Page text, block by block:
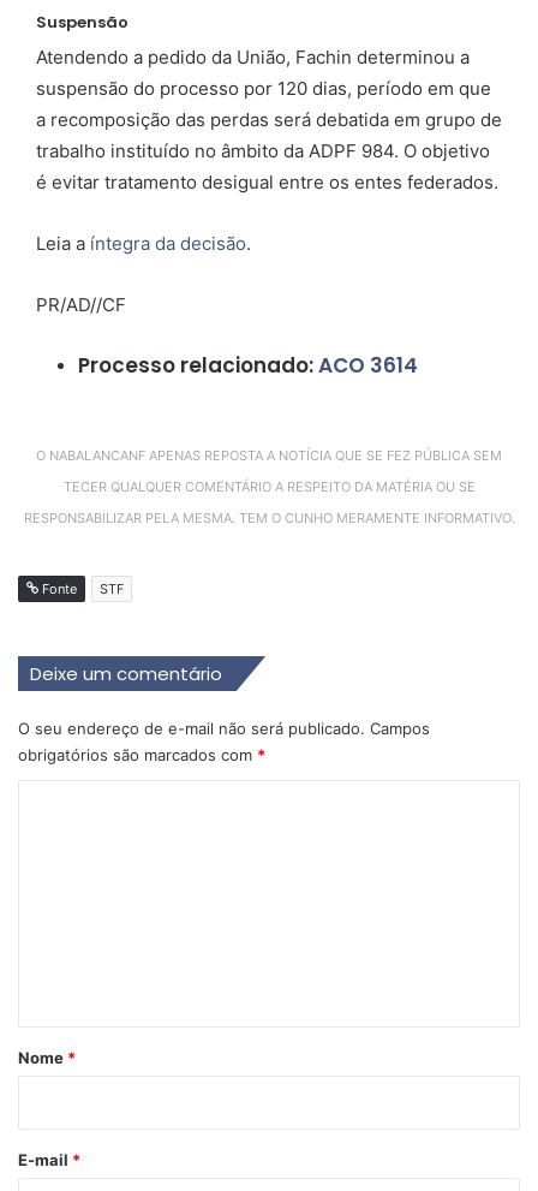
Suspensão
Atendendo a pedido da União, Fachin determinou a
suspensão do processo por 120 dias, período em que
a recomposição das perdas será debatida em grupo de
trabalho instituído no âmbito da ADPF 984. O objetivo
é evitar tratamento desigual entre os entes federados.
Leia a íntegra da decisão.
PR/AD//CF
Processo relacionado:ACO 3614
O NABALANCANF APENAS REPOSTA A NOTÍCIA QUE SE FEZ PÚBLICA SEM
TECER QUALQUER COMENTÁRIO A RESPEITO DA MATÉRIA OU SE
RESPONSABILIZAR PELA MESMA. TEM O CUNHO MERAMENTE INFORMATIVO.
Fonte STF
Deixe um comentário
O seu endereço de e-mail não será publicado. Campos
obrigatórios são marcados com *
r
*
Nome *
E-mail *